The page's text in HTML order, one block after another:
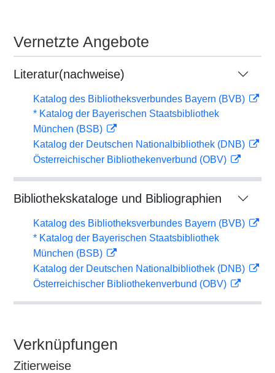
Vernetzte Angebote
Literatur(nachweise)
Katalog des Bibliotheksverbundes Bayern (BVB)
* Katalog der Bayerischen Staatsbibliothek
München (BSB)
Katalog der Deutschen Nationalbibliothek (DNB)
Österreichischer Bibliothekenverbund (OBV)
Bibliothekskataloge und Bibliographien
Katalog des Bibliotheksverbundes Bayern (BVB)
* Katalog der Bayerischen Staatsbibliothek
München (BSB)
Katalog der Deutschen Nationalbibliothek (DNB)
Österreichischer Bibliothekenverbund (OBV)
Verknüpfungen
Zitierweise